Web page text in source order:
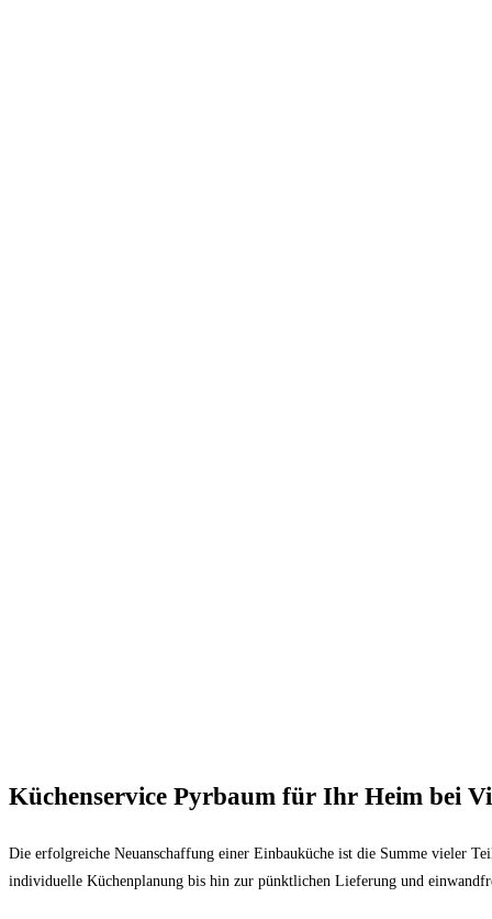
Küchenservice Pyrbaum für Ihr Heim bei
Die erfolgreiche Neuanschaffung einer Einbauküche ist die Summe vieler
individuelle Küchenplanung bis hin zur pünktlichen Lieferung und